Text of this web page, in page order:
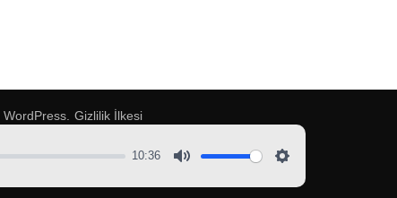
WordPress. Gizlilik İlkesi
10:36